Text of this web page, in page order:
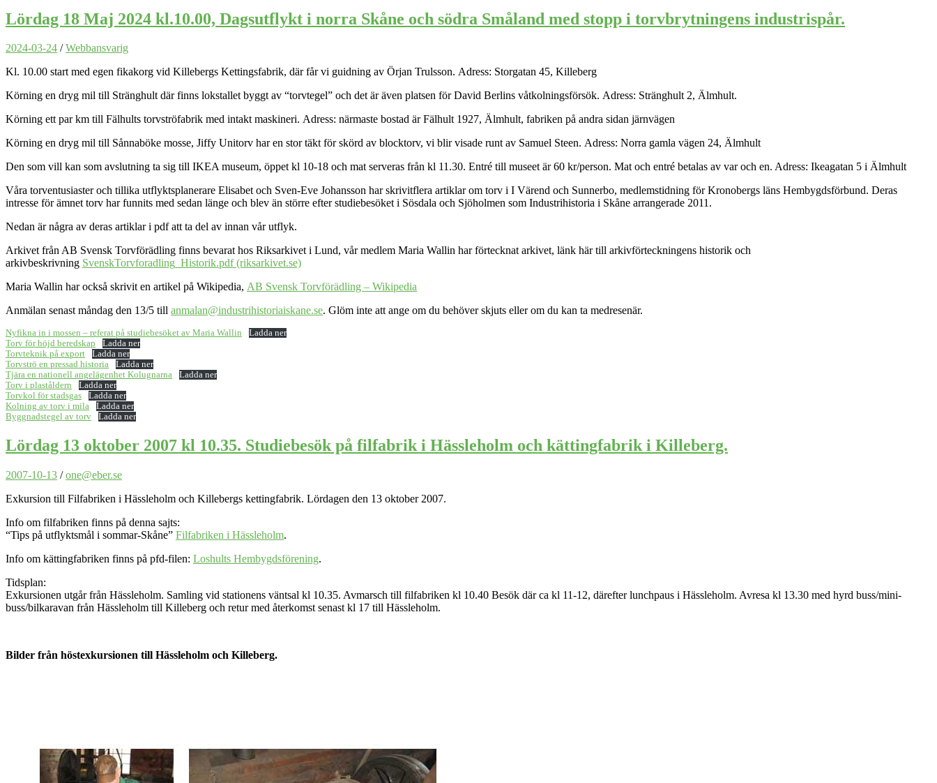
Lördag 18 Maj 2024 kl.10.00, Dagsutflykt i norra Skåne och södra Småland med stopp i torvbrytningens industrispår.
2024-03-24 /Webbansvarig
Kl. 10.00 start med egen fikakorg vid Killebergs Kettingsfabrik, där får vi guidning av Örjan Trulsson. Adress: Storgatan 45, Killeberg
Körning en dryg mil till Stränghult där finns lokstallet byggt av “torvtegel” och det är även platsen för David Berlins våtkolningsförsök. Adress: Stränghult 2, Älmhult.
Körning ett par km till Fälhults torvströfabrik med intakt maskineri. Adress: närmaste bostad är Fälhult 1927, Älmhult, fabriken på andra sidan järnvägen
Körning en dryg mil till Sånnaböke mosse, Jiffy Unitorv har en stor täkt för skörd av blocktorv, vi blir visade runt av Samuel Steen. Adress: Norra gamla vägen 24, Älmhult
Den som vill kan som avslutning ta sig till IKEA museum, öppet kl 10-18 och mat serveras från kl 11.30. Entré till museet är 60 kr/person. Mat och entré betalas av var och en. Adress: Ikeagatan 5 i Älmhult
Våra torventusiaster och tillika utflyktsplanerare Elisabet och Sven-Eve Johansson har skrivitflera artiklar om torv i I Värend och Sunnerbo, medlemstidning för Kronobergs läns Hembygdsförbund. Deras
intresse för ämnet torv har funnits med sedan länge och blev än större efter studiebesöket i Sösdala och Sjöholmen som Industrihistoria i Skåne arrangerade 2011.
Nedan är några av deras artiklar i pdf att ta del av innan vår utflyk.
Arkivet från AB Svensk Torvförädling finns bevarat hos Riksarkivet i Lund, vår medlem Maria Wallin har förtecknat arkivet, länk här till arkivförteckningens historik och
arkivbeskrivning SvenskTorvforadling_Historik.pdf (riksarkivet.se)
Maria Wallin har också skrivit en artikel på Wikipedia, AB Svensk Torvförädling – Wikipedia
Anmälan senast måndag den 13/5 till anmalan@industrihistoriaiskane.se. Glöm inte att ange om du behöver skjuts eller om du kan ta medresenär.
Nyfikna in i mossen – referat på studiebesöket av Maria Wallin
Ladda ner
Torv för höjd beredskap
Ladda ner
Torvteknik på export
Ladda ner
Torvströ en pressad historia
Ladda ner
Tjära en nationell angelägenhet Kolugnarna
Ladda ner
Torv i plaståldern
Ladda ner
Torvkol för stadsgas
Ladda ner
Kolning av torv i mila
Ladda ner
Byggnadstegel av torv
Ladda ner
Lördag 13 oktober 2007 kl 10.35. Studiebesök på filfabrik i Hässleholm och kättingfabrik i Killeberg.
2007-10-13 /one@eber.se
Exkursion till Filfabriken i Hässleholm och Kille­bergs kettingfabrik. Lördagen den 13 oktober 2007.
Info om filfabriken finns på denna sajts:
“Tips på utflyktsmål i sommar-Skåne” Filfabriken i Hässleholm.
Info om kättingfabriken finns på pfd-filen: Loshults Hembygdsförening.
Tidsplan:
Exkursionen utgår från Hässleholm. Samling vid stationens väntsal kl 10.35. Avmarsch till filfabriken kl 10.40 Besök där ca kl 11-12, därefter lunchpaus i Hässleholm. Avresa kl 13.30 med hyrd buss/mini­
buss/bilkaravan från Hässleholm till Killeberg och retur med återkomst senast kl 17 till Hässleholm.
Bilder från höstexkursionen till Hässleholm och Killeberg.